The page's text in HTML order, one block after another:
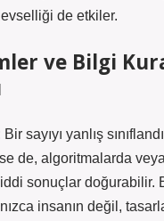
de etkiler.
ve Bilgi
sayıyı yanlış
de, algoritmalarda
sonuçlar doğurabilir.
insanın değil,